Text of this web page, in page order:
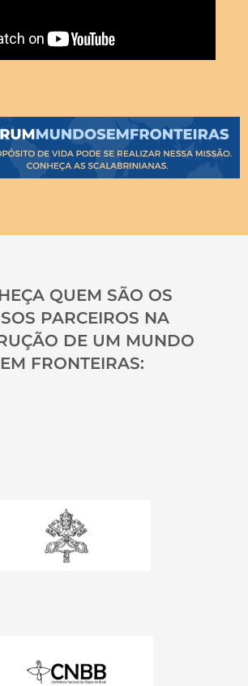
QUEM SÃO OS
PARCEIROS NA
DE UM MUNDO
FRONTEIRAS: